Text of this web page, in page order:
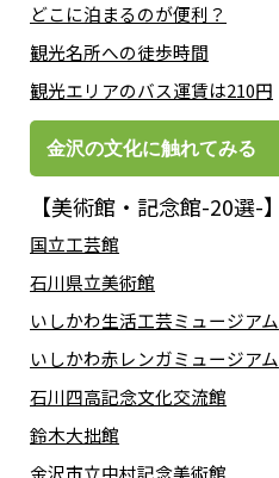
どこに泊まるのが便利？
観光名所への徒歩時間
観光エリアのバス運賃は210円
金沢の文化に触れてみる
【美術館・記念館-20選-】
国立工芸館
石川県立美術館
いしかわ生活工芸ミュージアム
いしかわ赤レンガミュージアム
石川四高記念文化交流館
鈴木大拙館